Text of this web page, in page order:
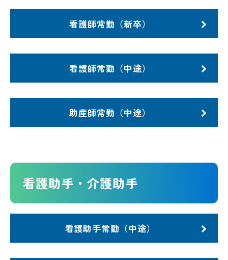
看護師常勤（新卒）
看護師常勤（中途）
助産師常勤（中途）
看護助手・介護助手
看護助手常勤（中途）